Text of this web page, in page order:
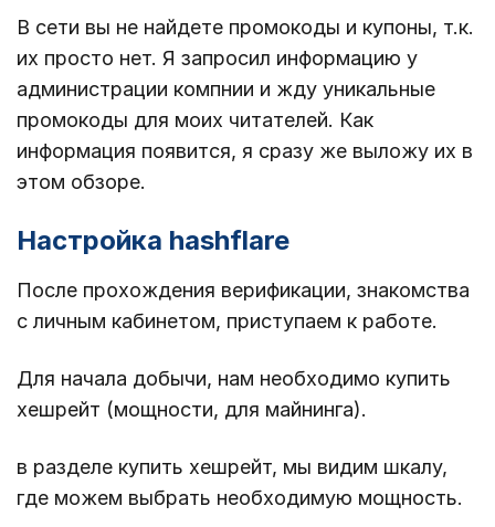
В сети вы не найдете промокоды и купоны, т.к.
их просто нет. Я запросил информацию у
администрации компнии и жду уникальные
промокоды для моих читателей. Как
информация появится, я сразу же выложу их в
этом обзоре.
Настройка hashflare
После прохождения верификации, знакомства
с личным кабинетом, приступаем к работе.
Для начала добычи, нам необходимо купить
хешрейт (мощности, для майнинга).
в разделе купить хешрейт, мы видим шкалу,
где можем выбрать необходимую мощность.